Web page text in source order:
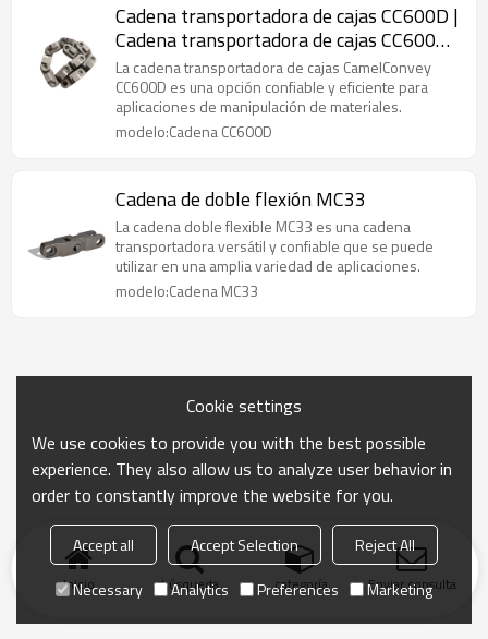
Cadena transportadora de cajas CC600D |
Cadena transportadora de cajas CC600
TAB
La cadena transportadora de cajas CamelConvey
CC600D es una opción confiable y eficiente para
aplicaciones de manipulación de materiales.
modelo:Cadena CC600D
Cadena de doble flexión MC33
La cadena doble flexible MC33 es una cadena
transportadora versátil y confiable que se puede
utilizar en una amplia variedad de aplicaciones.
modelo:Cadena MC33
Inicio búsqueda categoría Enviar consulta
Cookie settings
We use cookies to provide you with the best possible
experience. They also allow us to analyze user behavior in
order to constantly improve the website for you.
Accept all Accept Selection
Reject All
Necessary
Analytics Preferences Marketing